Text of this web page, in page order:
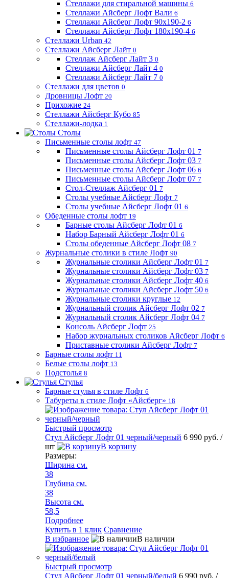
Стеллажи для стиральной машины 6
Стеллажи Айсберг Лофт Вали 6
Стеллажи Айсберг Лофт 90х190-2 6
Стеллажи Айсберг Лофт 180х190-4 6
Стеллажи Urban 42
Стеллажи Айсберг Лайт 0
Стеллаж Айсберг Лайт 3 0
Стеллажи Айсберг Лайт 4 0
Стеллажи Айсберг Лайт 7 0
Стеллажи для цветов 0
Дровницы Лофт 20
Прихожие 24
Стеллажи Айсберг Кубо 85
Стеллажи-лодка 1
Столы
Письменные столы лофт 47
Письменные столы Айсберг Лофт 01 7
Письменные столы Айсберг Лофт 03 7
Письменные столы Айсберг Лофт 06 6
Письменные столы Айсберг Лофт 07 7
Стол-Стеллаж Айсберг 01 7
Столы учебные Айсберг Лофт 7
Столы учебные Айсберг Лофт 01 6
Обеденные столы лофт 19
Барные столы Айсберг Лофт 01 6
Набор Барный Айсберг Лофт 01 6
Столы обеденные Айсберг Лофт 08 7
Журнальные столики в стиле Лофт 90
Журнальные столики Айсберг Лофт 01 7
Журнальные столики Айсберг Лофт 03 7
Журнальные столики Айсберг Лофт 40 6
Журнальные столики Айсберг Лофт 50 6
Журнальные столики круглые 12
Журнальный столик Айсберг Лофт 02 7
Журнальный столик Айсберг Лофт 04 7
Консоль Айсберг Лофт 25
Набор журнальных столиков Айсберг Лофт 6
Приставные столики Айсберг Лофт 7
Барные столы лофт 11
Белые столы лофт 13
Подстолья 8
Стулья
Барные стулья в стиле Лофт 6
Табуреты в стиле Лофт «Айсберг» 18
Быстрый просмотр
Стул Айсберг Лофт 01 черный/черный 6 990 руб. /
шт
В корзину
Размеры:
Ширина см.
38
Глубина см.
38
Высота см.
58,5
Подробнее
Купить в 1 клик Сравнение
В избранное
В наличии
Быстрый просмотр
Стул Айсберг Лофт 01 черный/белый 6 990 руб. /